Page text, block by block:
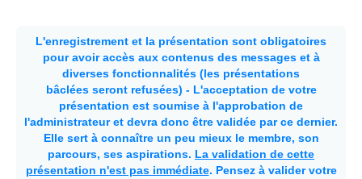
L'enregistrement et la présentation sont obligatoires
pour avoir accès aux contenus des messages et à
diverses fonctionnalités (les présentations
bâclées seront refusées) - L'acceptation de votre
présentation est soumise à l'approbation de
l'administrateur et devra donc être validée par ce dernier.
Elle sert à connaître un peu mieux le membre, son
parcours, ses aspirations. La validation de cette
présentation n'est pas immédiate. Pensez à valider votre